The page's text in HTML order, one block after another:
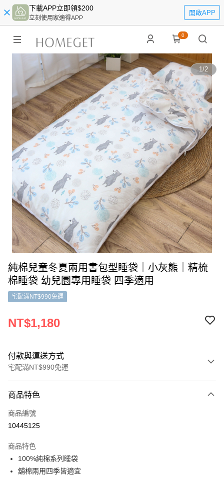
下載APP立即領$200
立刻使用家適得APP
開啟APP
0
1/2
純棉兒童冬夏兩用書包型睡袋｜小灰熊｜精梳
棉睡袋 幼兒園專用睡袋 四季適用
宅配滿NT$990免運
NT$1,180
付款與運送方式
宅配滿NT$990免運
信用卡一次付款
LINE Pay
街口支付
悠遊付
商品特色
商品編號
10445125
商品特色
100%純棉系列睡袋
舖棉兩用四季皆適宜